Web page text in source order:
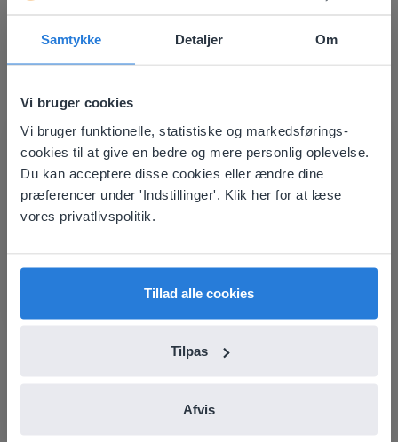
Samtykke Detaljer Om
Vi bruger cookies
Vi bruger funktionelle, statistiske og markedsførings-
cookies til at give en bedre og mere personlig oplevelse.
Du kan acceptere disse cookies eller ændre dine
præferencer under 'Indstillinger'. Klik her for at læse
vores privatlivspolitik.
Tillad alle cookies
Tilpas
Afvis
Klassens siddeplan
This website doesn't match
your location
Based on your location, we think you might
prefer to visit our English website. There you'll
English
Dansk